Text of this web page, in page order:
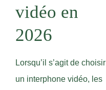
vidéo en
2026
Lorsqu’il s’agit de choisir
un interphone vidéo, les